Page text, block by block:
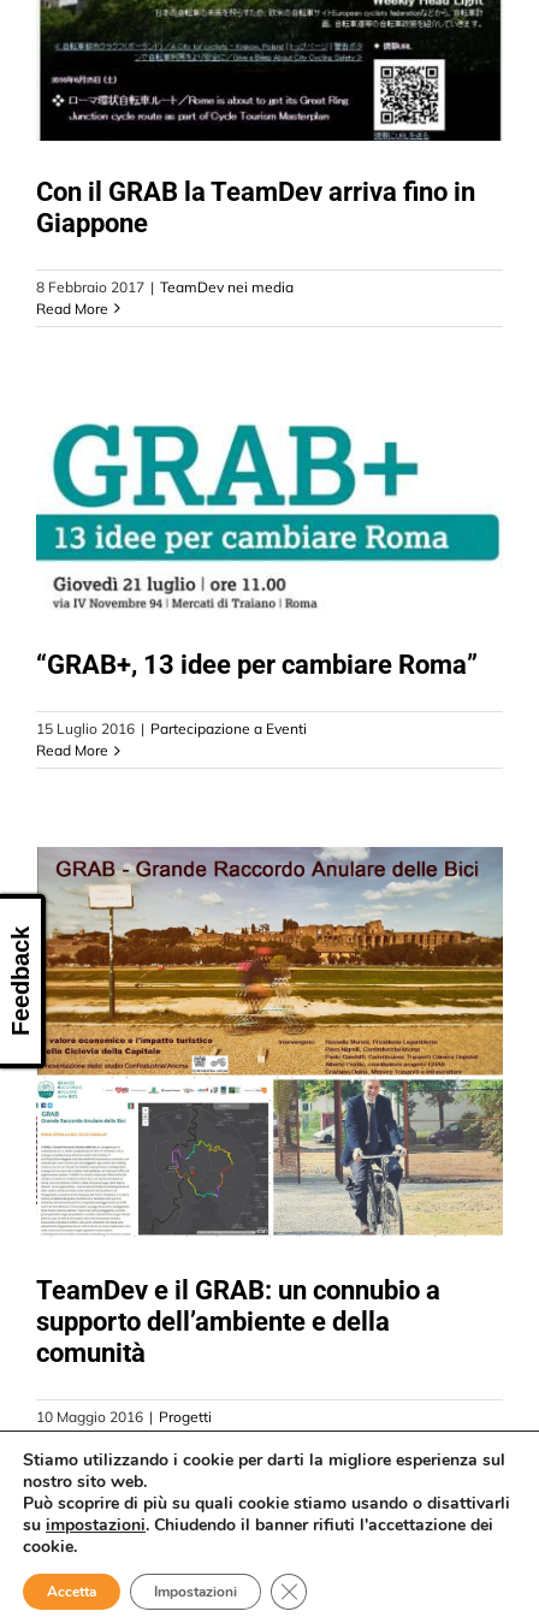
CONTATTI
Con il GRAB la TeamDev arriva fino in
Giappone
8 Febbraio 2017 | TeamDev nei media
Read More
“GRAB+, 13 idee per cambiare Roma”
15 Luglio 2016 | Partecipazione a Eventi
Read More
TeamDev e il GRAB: un connubio a
supporto dell’ambiente e della
comunità
10 Maggio 2016 | Progetti
Read More
Stiamo utilizzando i cookie per darti la migliore esperienza sul
nostro sito web.
Può scoprire di più su quali cookie stiamo usando o disattivarli
su impostazioni. Chiudendo il banner rifiuti l'accettazione dei
cookie.
Accetta Impostazioni Close GDPR Cookie Banner
Feedback